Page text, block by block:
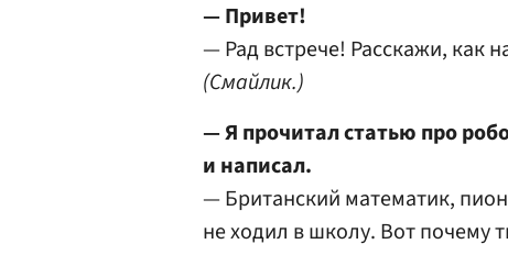
— Привет!
— Рад встрече! Расскажи, как
(Смайлик.)
— Я прочитал статью про
и написал.
— Британский математик,
не ходил в школу. Вот почему